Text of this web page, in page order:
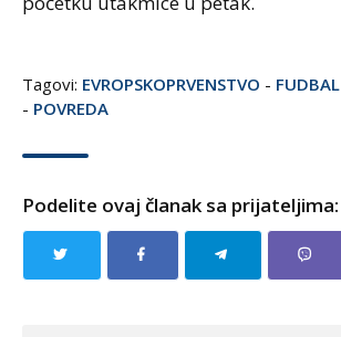
Tagovi: EVROPSKOPRVENSTVO - FUDBAL
- POVREDA
Podelite ovaj članak sa prijateljima: